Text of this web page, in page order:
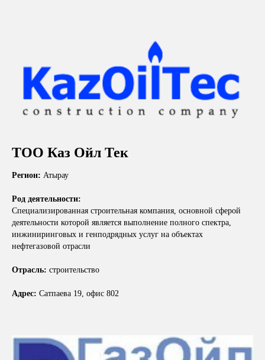
ТОО Каз Ойл Тек
Регион: Атырау
Род деятельности:
Специализированная строительная компания, основной сферой
деятельности которой является выполнение полного спектра,
инжиниринговых и генподрядных услуг на объектах
нефтегазовой отрасли
Отрасль: строительство
Адрес: Сатпаева 19, офис 802